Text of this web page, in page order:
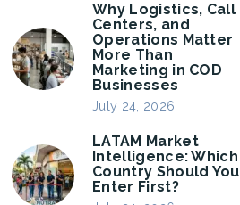
Why Logistics, Call
Centers, and
Operations Matter
More Than
Marketing in COD
Businesses
July 24, 2026
LATAM Market
Intelligence: Which
Country Should You
Enter First?